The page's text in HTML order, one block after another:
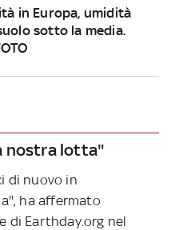
in Europa, umidità
sotto la media.
nostra lotta"
di nuovo in
ha affermato
di Earthday.org nel